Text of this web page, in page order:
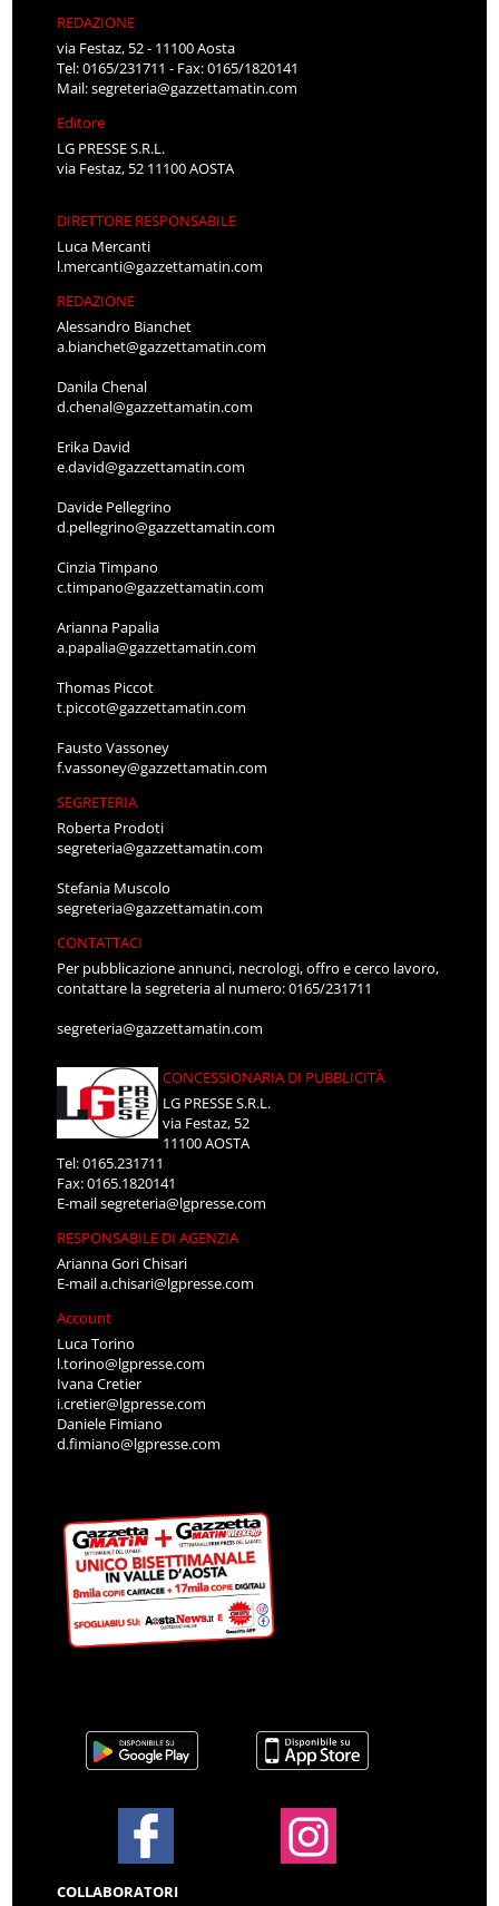
REDAZIONE
via Festaz, 52 - 11100 Aosta
Tel: 0165/231711 - Fax: 0165/1820141
Mail:segreteria@gazzettamatin.com
Editore
LG PRESSE S.R.L.
via Festaz, 52 11100 AOSTA
DIRETTORE RESPONSABILE
Luca Mercanti
l.mercanti@gazzettamatin.com
REDAZIONE
Alessandro Bianchet
a.bianchet@gazzettamatin.com
Danila Chenal
d.chenal@gazzettamatin.com
Erika David
e.david@gazzettamatin.com
Davide Pellegrino
d.pellegrino@gazzettamatin.com
Cinzia Timpano
c.timpano@gazzettamatin.com
Arianna Papalia
a.papalia@gazzettamatin.com
Thomas Piccot
t.piccot@gazzettamatin.com
Fausto Vassoney
f.vassoney@gazzettamatin.com
SEGRETERIA
Roberta Prodoti
segreteria@gazzettamatin.com
Stefania Muscolo
segreteria@gazzettamatin.com
CONTATTACI
Per pubblicazione annunci, necrologi, offro e cerco lavoro,
contattare la segreteria al numero: 0165/231711
segreteria@gazzettamatin.com
CONCESSIONARIA DI PUBBLICITÀ
LG PRESSE S.R.L.
via Festaz, 52
11100 AOSTA
Tel: 0165.231711
Fax: 0165.1820141
E-mailsegreteria@lgpresse.com
RESPONSABILE DI AGENZIA
Arianna Gori Chisari
E-maila.chisari@lgpresse.com
Account
Luca Torino
l.torino@lgpresse.com
Ivana Cretier
i.cretier@lgpresse.com
Daniele Fimiano
d.fimiano@lgpresse.com
COLLABORATORI